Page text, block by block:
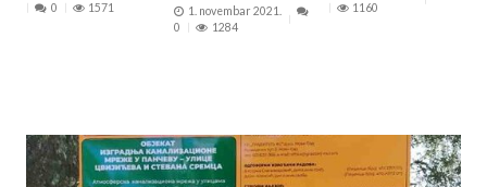
0
1571
1. novembar 2021.
0
1284
1160